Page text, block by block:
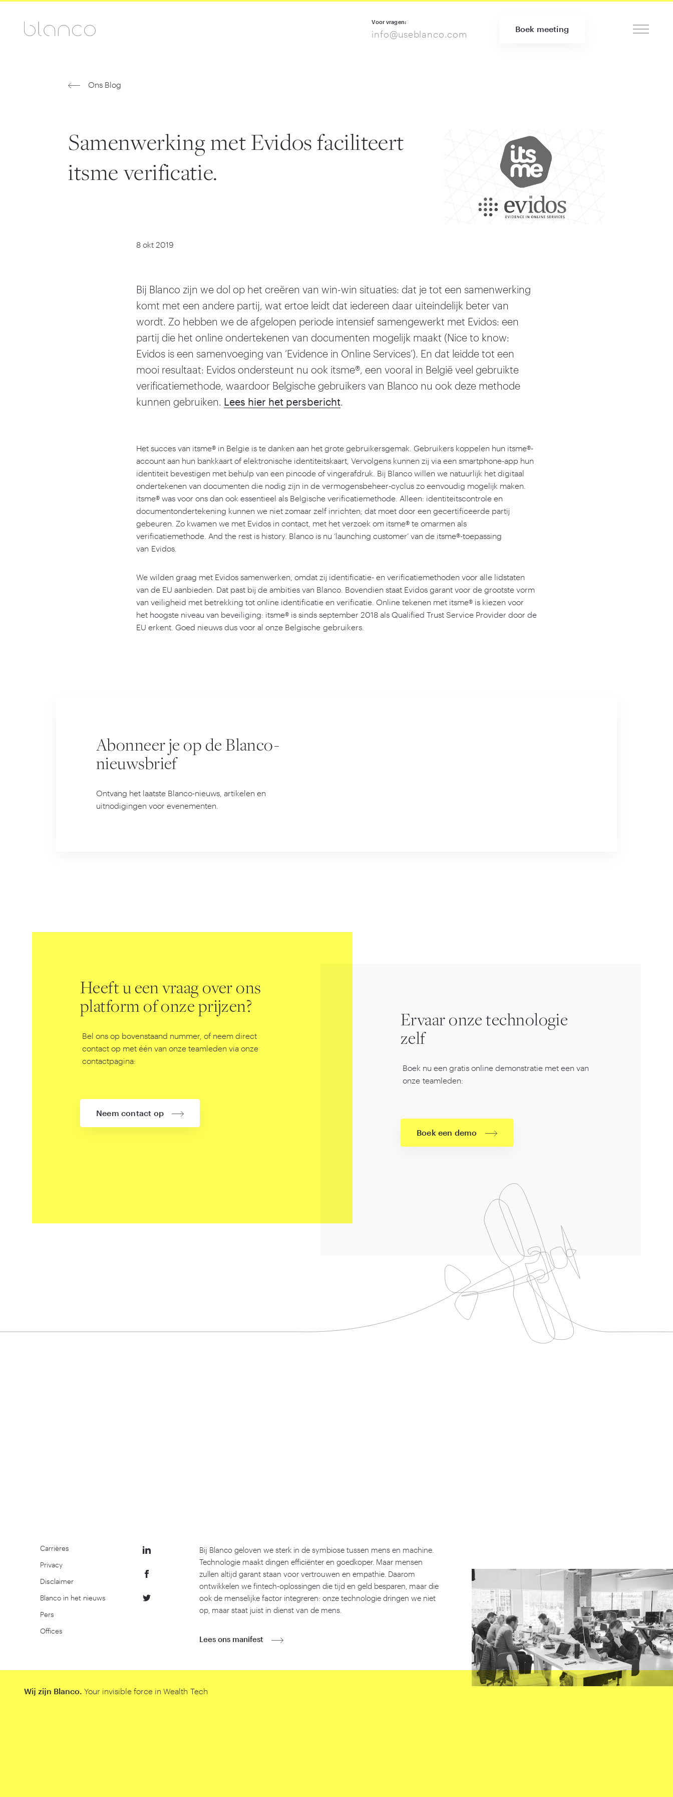
Voor vragen:
info@useblanco.com Boek meeting
Ons Blog
Samenwerking met Evidos faciliteert
itsme verificatie.
8 okt 2019
Bij Blanco zijn we dol op het creëren van win-win situaties: dat je tot een samenwerking
komt met een andere partij, wat ertoe leidt dat iedereen daar uiteindelijk beter van
wordt. Zo hebben we de afgelopen periode intensief samengewerkt met Evidos: een
partij die het online ondertekenen van documenten mogelijk maakt (Nice to know:
Evidos is een samenvoeging van ‘Evidence in Online Services’). En dat leidde tot een
mooi resultaat: Evidos ondersteunt nu ook itsme®, een vooral in België veel gebruikte
verificatiemethode, waardoor Belgische gebruikers van Blanco nu ook deze methode
kunnen gebruiken. Lees hier het persbericht.
Het succes van itsme® in Belgie is te danken aan het grote gebruikersgemak. Gebruikers koppelen hun itsme®-
account aan hun bankkaart of elektronische identiteitskaart, Vervolgens kunnen zij via een smartphone-app hun
identiteit bevestigen met behulp van een pincode of vingerafdruk. Bij Blanco willen we natuurlijk het digitaal
ondertekenen van documenten die nodig zijn in de vermogensbeheer-cyclus zo eenvoudig mogelijk maken.
itsme® was voor ons dan ook essentieel als Belgische verificatiemethode. Alleen: identiteitscontrole en
documentondertekening kunnen we niet zomaar zelf inrichten; dat moet door een gecertificeerde partij
gebeuren. Zo kwamen we met Evidos in contact, met het verzoek om itsme® te omarmen als
verificatiemethode. And the rest is history. Blanco is nu ‘launching customer’ van de itsme®-toepassing
van Evidos.
We wilden graag met Evidos samenwerken, omdat zij identificatie- en verificatiemethoden voor alle lidstaten
van de EU aanbieden. Dat past bij de ambities van Blanco. Bovendien staat Evidos garant voor de grootste vorm
van veiligheid met betrekking tot online identificatie en verificatie. Online tekenen met itsme® is kiezen voor
het hoogste niveau van beveiliging: itsme® is sinds september 2018 als Qualified Trust Service Provider door de
EU erkent. Goed nieuws dus voor al onze Belgische gebruikers.
Abonneer je op de Blanco-
nieuwsbrief
Ontvang het laatste Blanco-nieuws, artikelen en
uitnodigingen voor evenementen.
Heeft u een vraag over ons
platform of onze prijzen?
Bel ons op bovenstaand nummer, of neem direct
contact op met één van onze teamleden via onze
contactpagina:
Neem contact op
Ervaar onze technologie
zelf
Boek nu een gratis online demonstratie met een van
onze teamleden:
Boek een demo
Carrières
Privacy
Disclaimer
Blanco in het nieuws
Pers
Offices
Bij Blanco geloven we sterk in de symbiose tussen mens en machine.
Technologie maakt dingen efficiënter en goedkoper. Maar mensen
zullen altijd garant staan voor vertrouwen en empathie. Daarom
ontwikkelen we fintech-oplossingen die tijd en geld besparen, maar die
ook de menselijke factor integreren: onze technologie dringen we niet
op, maar staat juist in dienst van de mens.
Lees ons manifest
Wij zijn Blanco. Your invisible force in Wealth Tech